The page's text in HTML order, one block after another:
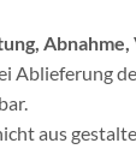
Abnahme,
Ablieferung
aus